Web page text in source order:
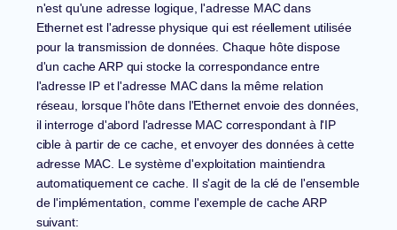
n'est qu'une adresse logique, l'adresse MAC dans
Ethernet est l'adresse physique qui est réellement utilisée
pour la transmission de données. Chaque hôte dispose
d'un cache ARP qui stocke la correspondance entre
l'adresse IP et l'adresse MAC dans la même relation
réseau, lorsque l'hôte dans l'Ethernet envoie des données,
il interroge d'abord l'adresse MAC correspondant à l'IP
cible à partir de ce cache, et envoyer des données à cette
adresse MAC. Le système d'exploitation maintiendra
automatiquement ce cache. Il s'agit de la clé de l'ensemble
de l'implémentation, comme l'exemple de cache ARP
suivant: